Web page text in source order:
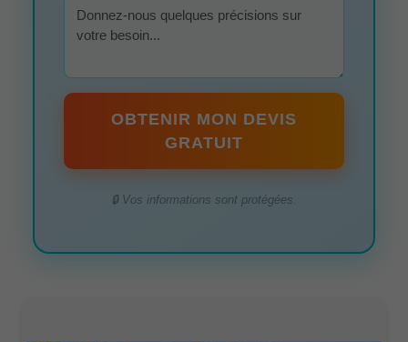
OBTENIR MON DEVIS
GRATUIT
🔒 Vos informations sont protégées.